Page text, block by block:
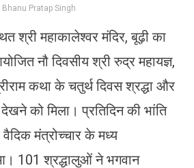
Bhanu Pratap Singh
श्री महाकालेश्वर मंदिर, बूढ़ी का
नौ दिवसीय श्री रुद्र महायज्ञ,
कथा के चतुर्थ दिवस श्रद्धा और
को मिला। प्रतिदिन की भांति
मंत्रोच्चार के मध्य
101 श्रद्धालुओं ने भगवान